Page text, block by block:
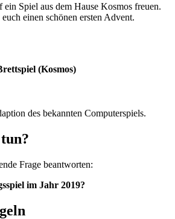
Spiel aus dem Hause Kosmos freuen.
einen schönen ersten Advent.
(Kosmos)
des bekannten Computerspiels.
Frage beantworten:
im Jahr 2019?